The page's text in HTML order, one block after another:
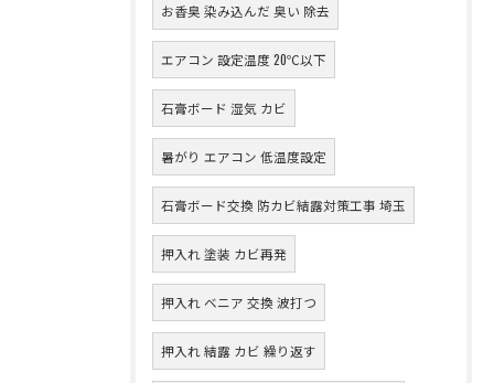
お香臭 染み込んだ 臭い 除去
エアコン 設定温度 20℃以下
石膏ボード 湿気 カビ
暑がり エアコン 低温度設定
石膏ボード交換 防カビ結露対策工事 埼玉
押入れ 塗装 カビ再発
押入れ ベニア 交換 波打つ
押入れ 結露 カビ 繰り返す